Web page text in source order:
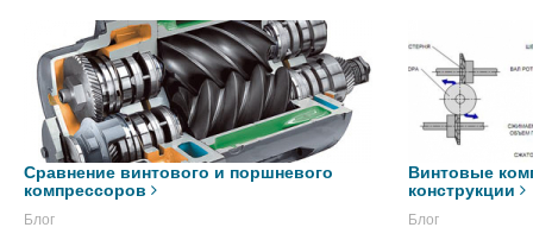
Сравнение винтового и поршневого
компрессоров
Блог
Винтовые
конструкции
Блог